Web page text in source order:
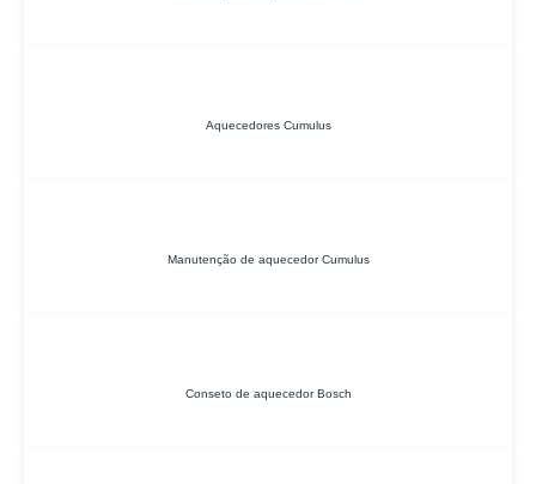
Aquecedores Cumulus
Manutenção de aquecedor Cumulus
Conseto de aquecedor Bosch